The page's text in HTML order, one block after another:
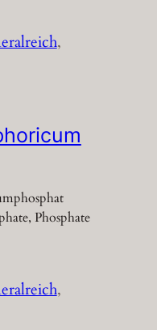
Phosphate